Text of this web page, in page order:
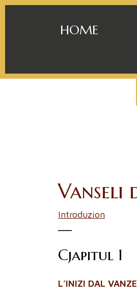
HOME
Vanseli
Introduzion
Cjapitul 1
L’INIZI DAL